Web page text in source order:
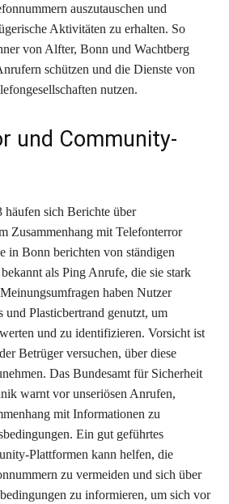
auszutauschen und
Aktivitäten zu erhalten. So
von Alfter, Bonn und Wachtberg
schützen und die Dienste von
nutzen.
und Community-
sich Berichte über
Zusammenhang mit Telefonterror
in Bonn berichten von ständigen
als Ping Anrufe, die sie stark
haben Nutzer
Plasticbertrand genutzt, um
und zu identifizieren. Vorsicht ist
Betrüger versuchen, über diese
Das Bundesamt für Sicherheit
warnt vor unseriösen Anrufen,
mit Informationen zu
Ein gut geführtes
Plattformen kann helfen, die
zu vermeiden und sich über
zu informieren, um sich vor